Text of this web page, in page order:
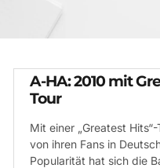
A-HA: 2010 mit
Tour
Mit einer „Greatest
von ihren Fans in
Popularität hat sich die